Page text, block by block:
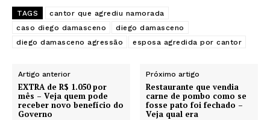
TAGS
cantor que agrediu namorada
caso diego damasceno
diego damasceno
diego damasceno agressão
esposa agredida por cantor
Artigo anterior
EXTRA de R$ 1.050 por
mês – Veja quem pode
receber novo benefício do
Governo
Próximo artigo
Restaurante que vendia
carne de pombo como se
fosse pato foi fechado –
Veja qual era